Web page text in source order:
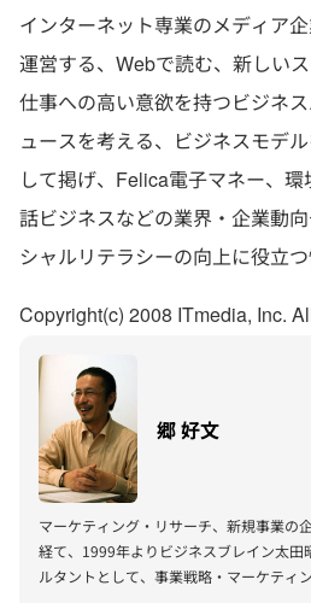
インターネット専業のメディア
運営する、Webで読む、新しい
仕事への高い意欲を持つビジネ
ュースを考える、ビジネスモデ
して掲げ、Felica電子マネー、
話ビジネスなどの業界・企業動
シャルリテラシーの向上に役立
Copyright(c) 2008 ITmedia, Inc.
郷 好文
マーケティング・リサーチ、新規事業の
経て、1999年よりビジネスブレイン太田
ルタントとして、事業戦略・マーケティ